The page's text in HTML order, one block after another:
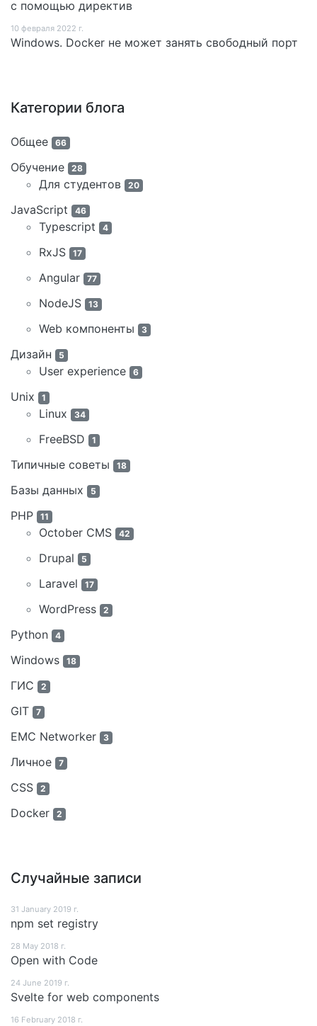
с помощью директив
10 февраля 2022 г.
Windows. Docker не может занять свободный порт
Категории блога
Общее 66
Обучение 28
Для студентов 20
JavaScript 46
Typescript 4
RxJS 17
Angular 77
NodeJS 13
Web компоненты 3
Дизайн 5
User experience 6
Unix 1
Linux 34
FreeBSD 1
Типичные советы 18
Базы данных 5
PHP 11
October CMS 42
Drupal 5
Laravel 17
WordPress 2
Python 4
Windows 18
ГИС 2
GIT 7
EMC Networker 3
Личное 7
CSS 2
Docker 2
Случайные записи
31 January 2019 г.
npm set registry
28 May 2018 г.
Open with Code
24 June 2019 г.
Svelte for web components
16 February 2018 г.